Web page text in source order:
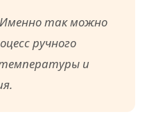
так можно
ручного
и